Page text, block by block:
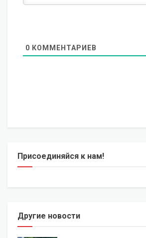
0 КОММЕНТАРИЕВ
Присоединяйся к нам!
Другие новости